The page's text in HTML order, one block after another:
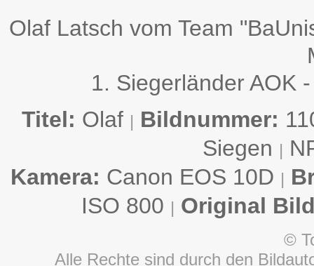
Olaf Latsch vom Team
1. Siegerländer AOK
Titel: Olaf | Bildnummer:
Siegen |
Kamera: Canon EOS 10D |
ISO 800 | Original
©
Alle Rechte sind durch den